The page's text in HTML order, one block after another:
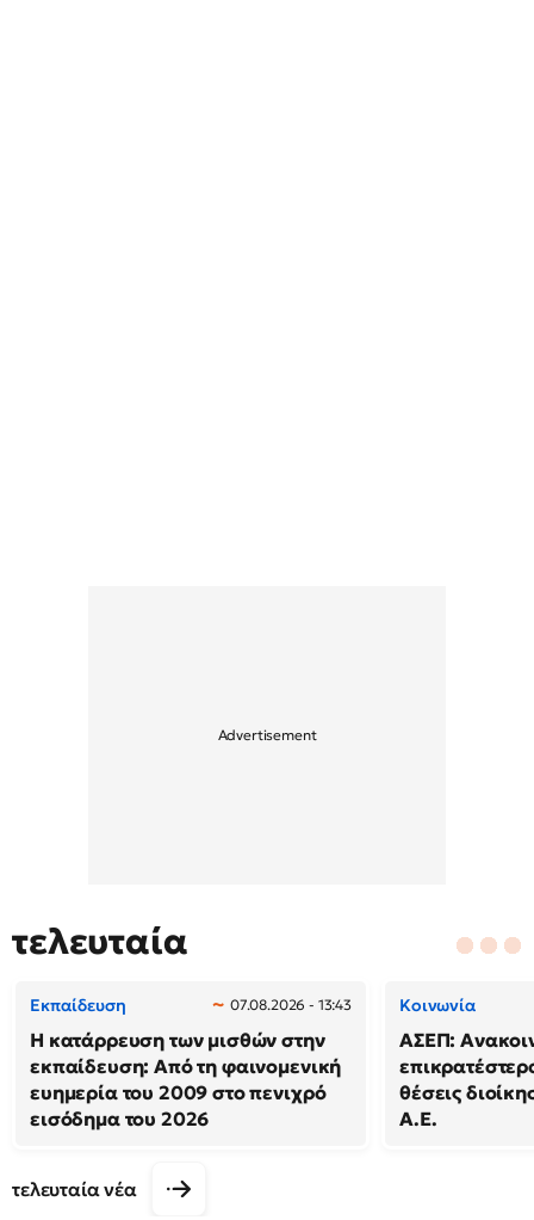
τελευταία
Εκπαίδευση 07.08.2026 - 13:43
Η κατάρρευση των μισθών στην
εκπαίδευση: Από τη φαινομενική
ευημερία του 2009 στο πενιχρό
εισόδημα του 2026
Κοινωνία
ΑΣΕΠ:
θέσεις
Α.Ε.
τελευταία νέα